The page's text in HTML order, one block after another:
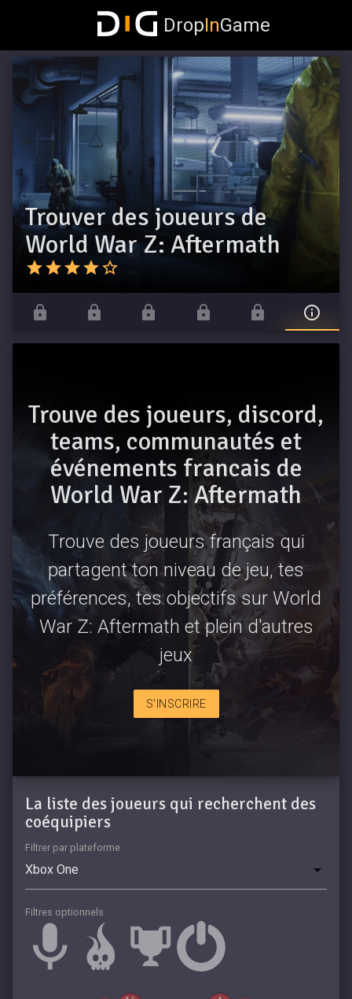
DropInGame
Trouver des joueurs de
World War Z: Aftermath
Trouve des joueurs, discord,
teams, communautés et
événements francais de
World War Z: Aftermath
Trouve des joueurs français qui
partagent ton niveau de jeu, tes
préférences, tes objectifs sur World
War Z: Aftermath et plein d'autres
jeux
S'INSCRIRE
La liste des joueurs qui recherchent des
coéquipiers
Filtrer par plateforme
Filtres optionnels